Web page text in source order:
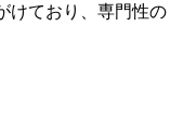
けており、専門性の